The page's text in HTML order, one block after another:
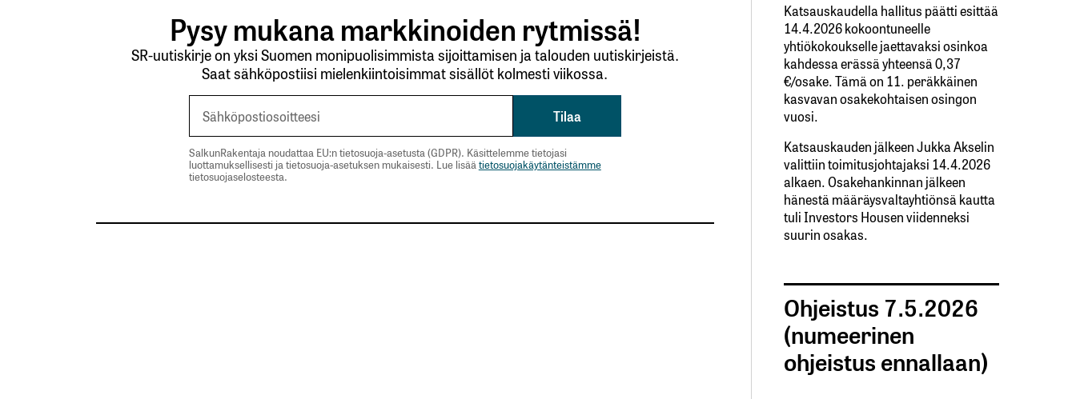
Pysy mukana markkinoiden rytmissä!
SR-uutiskirje on yksi Suomen monipuolisimmista sijoittamisen ja talouden uutiskirjeistä.
Saat sähköpostiisi mielenkiintoisimmat sisällöt kolmesti viikossa.
SalkunRakentaja noudattaa EU:n tietosuoja-asetusta (GDPR). Käsittelemme tietojasi
luottamuksellisesti ja tietosuoja-asetuksen mukaisesti. Lue lisäätietosuojakäytänteistämme
tietosuojaselosteesta.
Katsauskaudella hallitus päätti esittää
14.4.2026 kokoontuneelle
yhtiökokoukselle jaettavaksi osinkoa
kahdessa erässä yhteensä 0,37
€/osake. Tämä on 11. peräkkäinen
kasvavan osakekohtaisen osingon
vuosi.
Katsauskauden jälkeen Jukka Akselin
valittiin toimitusjohtajaksi 14.4.2026
alkaen. Osakehankinnan jälkeen
hänestä määräysvaltayhtiönsä kautta
tuli Investors Housen viidenneksi
suurin osakas.
Ohjeistus 7.5.2026
(numeerinen
ohjeistus ennallaan)